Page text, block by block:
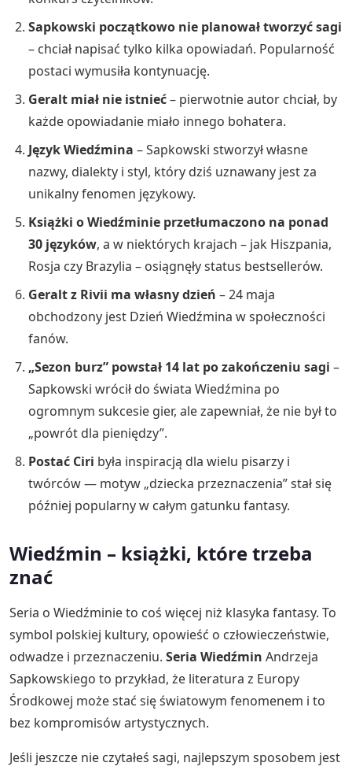
Sapkowski początkowo nie planował tworzyć sagi
– chciał napisać tylko kilka opowiadań. Popularność
postaci wymusiła kontynuację.
Geralt miał nie istnieć– pierwotnie autor chciał, by
każde opowiadanie miało innego bohatera.
Język Wiedźmina – Sapkowski stworzył własne
nazwy, dialekty i styl, który dziś uznawany jest za
unikalny fenomen językowy.
Książki o Wiedźminie przetłumaczono na ponad
30 języków, a w niektórych krajach – jak Hiszpania,
Rosja czy Brazylia – osiągnęły status bestsellerów.
Geralt z Rivii ma własny dzień – 24 maja
obchodzony jest Dzień Wiedźmina w społeczności
fanów.
„Sezon burz” powstał 14 lat po zakończeniu sagi –
Sapkowski wrócił do świata Wiedźmina po
ogromnym sukcesie gier, ale zapewniał, że nie był to
„powrót dla pieniędzy”.
Postać Ciri była inspiracją dla wielu pisarzy i
twórców — motyw „dziecka przeznaczenia” stał się
później popularny w całym gatunku fantasy.
Wiedźmin – książki, które trzeba
znać
Seria o Wiedźminie to coś więcej niż klasyka fantasy. To
symbol polskiej kultury, opowieść o człowieczeństwie,
odwadze i przeznaczeniu. Seria Wiedźmin Andrzeja
Sapkowskiego to przykład, że literatura z Europy
Środkowej może stać się światowym fenomenem i to
bez kompromisów artystycznych.
Jeśli jeszcze nie czytałeś sagi, najlepszym sposobem jest